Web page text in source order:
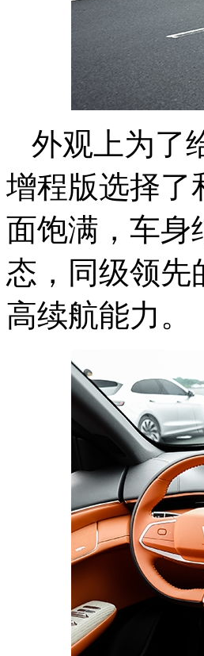
外观上为了
增程版选择了
面饱满，车身
态，同级领先
高续航能力。